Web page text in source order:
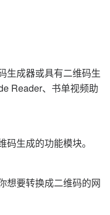
生成器或具有二维码生
Reader、书单视频助
生成的功能模块。
想要转换成二维码的网